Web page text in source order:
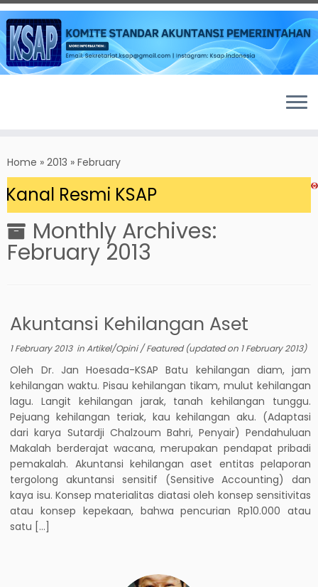
to
content
Home » 2013 » February
Resmi KSAP
Monthly Archives:
February 2013
Akuntansi Kehilangan Aset
1 February 2013inArtikel/Opini/Featured(updated on 1 February 2013)
Oleh Dr. Jan Hoesada-KSAP Batu kehilangan diam, jam
kehilangan waktu. Pisau kehilangan tikam, mulut kehilangan
lagu. Langit kehilangan jarak, tanah kehilangan tunggu.
Pejuang kehilangan teriak, kau kehilangan aku. (Adaptasi
dari karya Sutardji Chalzoum Bahri, Penyair) Pendahuluan
Makalah berderajat wacana, merupakan pendapat pribadi
pemakalah. Akuntansi kehilangan aset entitas pelaporan
tergolong akuntansi sensitif (Sensitive Accounting) dan
kaya isu. Konsep materialitas diatasi oleh konsep sensitivitas
atau konsep kepekaan, bahwa pencurian Rp10.000 atau
satu […]